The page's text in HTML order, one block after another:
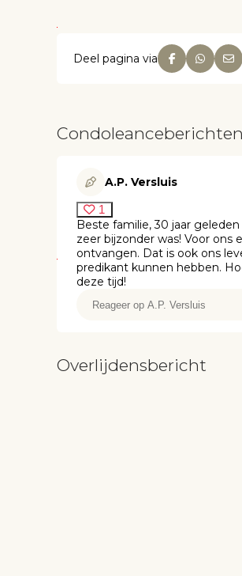
Deel pagina via
Condoleanceberichten
A.P. Versluis
1
Beste familie, 30 jaar
zeer bijzonder was! Voor
ontvangen. Dat is ook ons
predikant kunnen hebben.
deze tijd!
Overlijdensbericht